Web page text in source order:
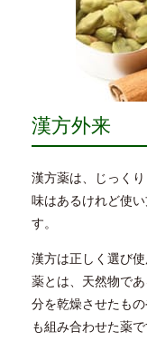
漢方外来
漢方薬は、じっく
味はあるけれど使
す。
漢方は正しく選び
薬とは、天然物で
分を乾燥させたも
も組み合わせた薬で